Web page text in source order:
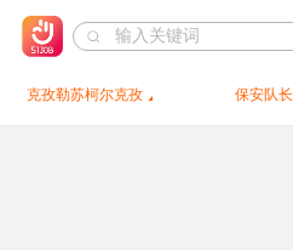
克孜勒苏柯尔克孜 保安队长